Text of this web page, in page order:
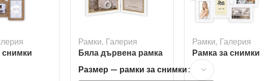
снимки
Рамки, Галерия
Бяла дървена рамка
Ayas 2L за 2 снимки
за 10×15 и 13×18
Размер — рамки за снимки
Рамки, Галерия
Рамка за снимки
галерия Tolosa White